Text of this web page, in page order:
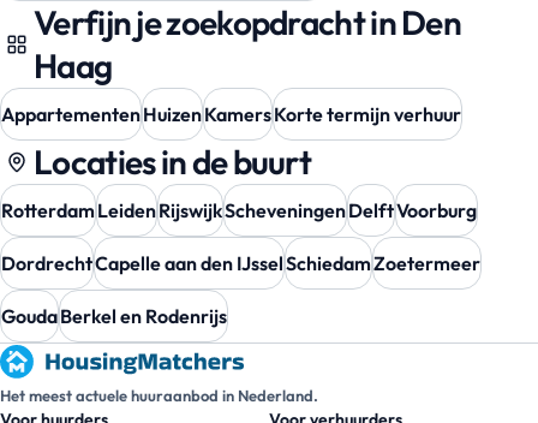
Verfijn je zoekopdracht in Den
Haag
AppartementenHuizenKamersKorte termijn verhuur
Locaties in de buurt
RotterdamLeidenRijswijkScheveningenDelftVoorburg
DordrechtCapelle aan den IJsselSchiedamZoetermeer
GoudaBerkel en Rodenrijs
Het meest actuele huuraanbod in Nederland.